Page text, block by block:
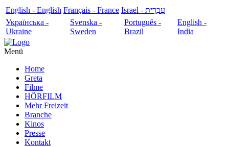
English - English Français - France
עִבְרִית - Israel
Українська -
Ukraine
Svenska -
Sweden
Português -
Brazil
English -
India
Menü
Home
Greta
Filme
HÖRFILM
Mehr Freizeit
Branche
Kinos
Presse
Kontakt